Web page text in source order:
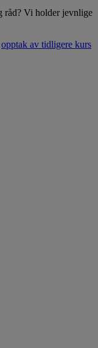
råd? Vi holder jevnlige
opptak av tidligere kurs